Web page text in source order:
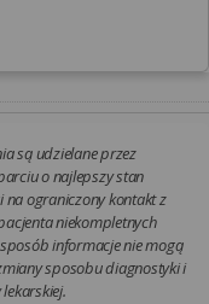
są udzielane przez
o najlepszy stan
na ograniczony kontakt z
niekompletnych
informacje nie mogą
sposobu diagnostyki i